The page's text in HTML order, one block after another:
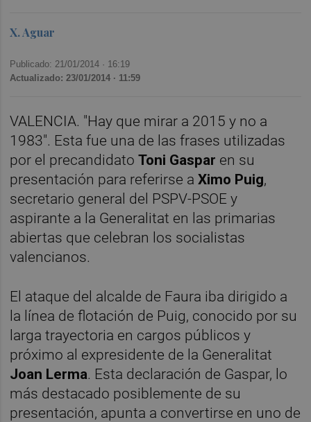
X. Aguar
Publicado: 21/01/2014 · 16:19
Actualizado: 23/01/2014 · 11:59
VALENCIA. "Hay que mirar a 2015 y no a
1983". Esta fue una de las frases utilizadas
por el precandidatoToni Gaspar en su
presentación para referirse aXimo Puig,
secretario general del PSPV-PSOE y
aspirante a la Generalitat en las primarias
abiertas que celebran los socialistas
valencianos.
El ataque del alcalde de Faura iba dirigido a
la línea de flotación de Puig, conocido por su
larga trayectoria en cargos públicos y
próximo al expresidente de la Generalitat
Joan Lerma. Esta declaración de Gaspar, lo
más destacado posiblemente de su
presentación, apunta a convertirse en uno de